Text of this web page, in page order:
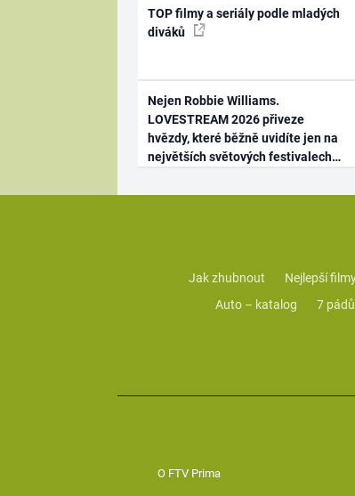
TOP filmy a seriály podle mladých
diváků
Nejen Robbie Williams.
LOVESTREAM 2026 přiveze
hvězdy, které běžně uvidíte jen na
největších světových festivalech
Jak zhubnout Nejlepší
Auto – katalog
7
O FTV Prima